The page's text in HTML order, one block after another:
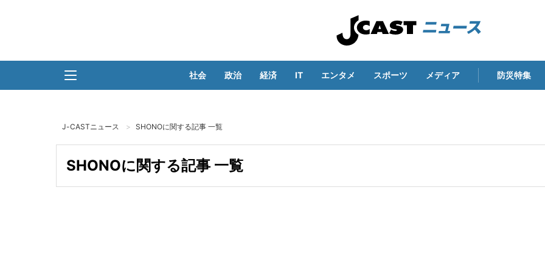
社会 政治 経済 IT エンタメ スポーツ メディア 防災特集
J-CASTニュース SHONOに関する記事 一覧
SHONOに関する記事 一覧